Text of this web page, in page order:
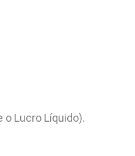
Lucro Líquido).